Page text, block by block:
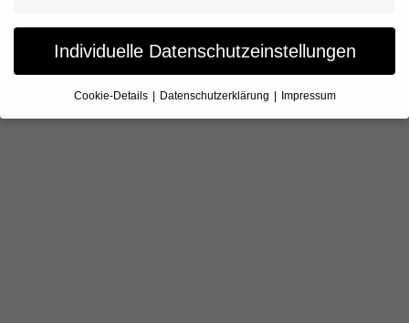
Individuelle Datenschutzeinstellungen
Cookie-Details Datenschutzerklärung Impressum
Datenschutzeinstellungen